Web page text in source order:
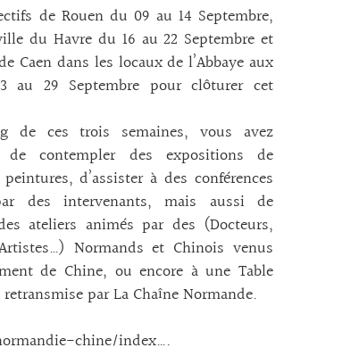
de Rouen du 09 au 14 Septembre,
du Havre du 16 au 22 Septembre et
Caen dans les locaux de l’Abbaye aux
au 29 Septembre pour clôturer cet
de ces trois semaines, vous avez
de contempler des expositions de
d’assister à des conférences
des intervenants, mais aussi de
ateliers animés par des (Docteurs,
Normands et Chinois venus
de Chine, ou encore à une Table
par La Chaîne Normande.
chine/index….